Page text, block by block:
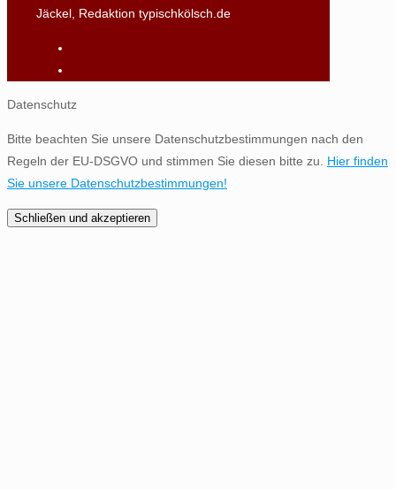
Jäckel, Redaktion typischkölsch.de
Datenschutz
Bitte beachten Sie unsere Datenschutzbestimmungen nach den
Regeln der EU-DSGVO und stimmen Sie diesen bitte zu. Hier finden
Sie unsere Datenschutzbestimmungen!
Schließen und akzeptieren